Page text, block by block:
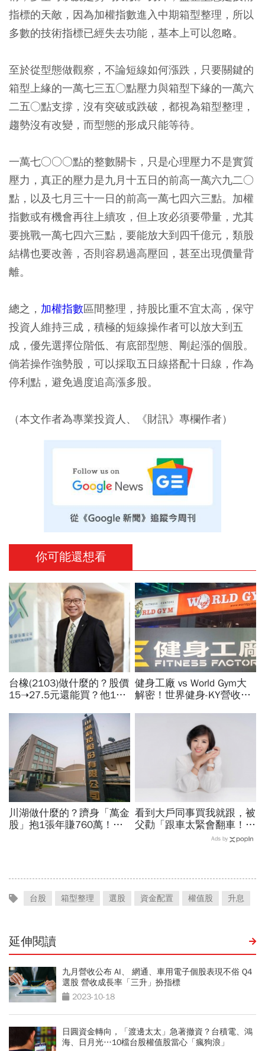
指標的天敵，因為加權指數進入中期箱型整理，所以
多數的技術指標已經失去功能，基本上可以忽略。
至於從型態做觀察，不論短線如何漲跌，只要關鍵的
箱型上緣的一萬七三五○點壓力與箱型下緣的一萬六
二五○點支撐，沒有突破或跌破，都視為箱型整理，
趨勢沒有改變，而型態的形成只能等待。
一萬七○○○點的整數關卡，只是心理壓力不是實質
壓力，真正的壓力是九月十五日的前高一萬六九二○
點，以及七月三十一日的前高一萬七四六三點。加權
指數或有機會再往上續攻，但上攻必須要帶量，尤其
要挑戰一萬七四六三點，要能放大到四千億元，類股
結構也要改善，否則容易過高壓回，甚至出現價量背
離。
總之， 加權指數區間整理，持股比重不宜太高，保守
投資人維持三成，積極的短線操作者可以放大到五
成，優先選擇位階低、有底部型態、剛起漲的個股。
倘若操作強勢股，可以採取五日線搭配十日線，作為
停利點，避免過度追高漲多股。
（本文作者為專業投資人、《財訊》專欄作者）
你可能還想看
台橡(2103)做什麼的？股價
15➝27.5元還能買？他19
停為何突然爆發？老傳產翻
健身工廠 vs World Gym大
解密！世界健身-KY營收大
川湖做什麼的？躋身「萬金
股」抱1張年賺760萬！傳
看到大戶同事買我就跟，被
父勸「跟車太緊會翻車！」
進券商當營業員，一個股市
Ads by
台股 箱型整理 選股 資金配置 權值股 升息
延伸閱讀
九月營收公布 AI、 網通、車用電子個股表現不俗 Q4
選股 營收成長率「三升」扮指標
2023-10-18
日圓資金轉向，「渡邊太太」急著撤資？台積電、鴻
海、日月光…10檔台股權值股當心「瘋狗浪」